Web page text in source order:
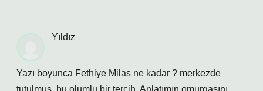
Yıldız
Yazı boyunca Fethiye Milas ne kadar ? merkezde
tutulmuş, bu olumlu bir tercih. Anlatımın omurgasını